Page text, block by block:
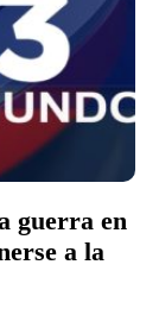
guerra en
a la